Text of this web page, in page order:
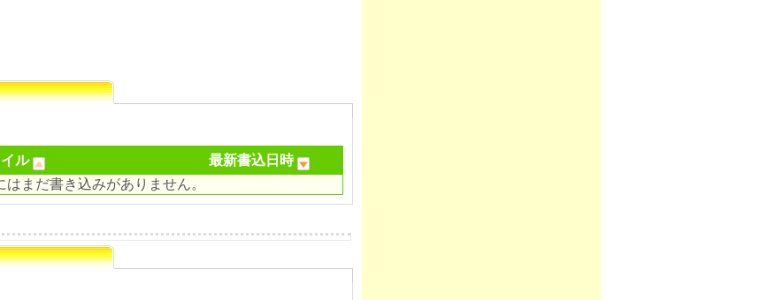
ル
最新書込日時
はまだ書き込みがありません。